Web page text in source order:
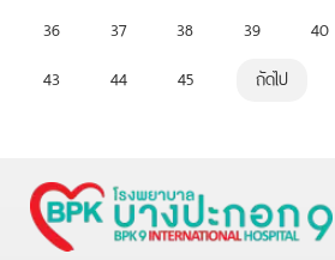
36
37 38 39 40
43
44 45 ถัดไป